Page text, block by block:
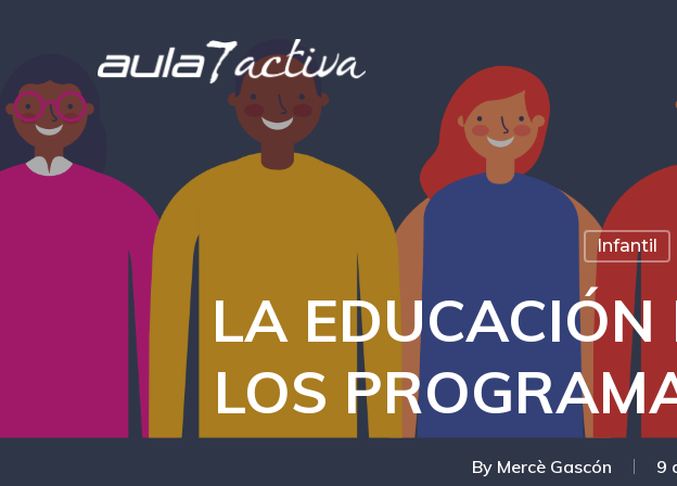
main
content
Infantil
LA EDUCACIÓN
LOS
By Mercè Gascón 9